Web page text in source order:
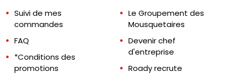
Suivi de mes
commandes
FAQ
*Conditions des
promotions
Le Groupement des
Mousquetaires
Devenir chef
d'entreprise
Roady recrute